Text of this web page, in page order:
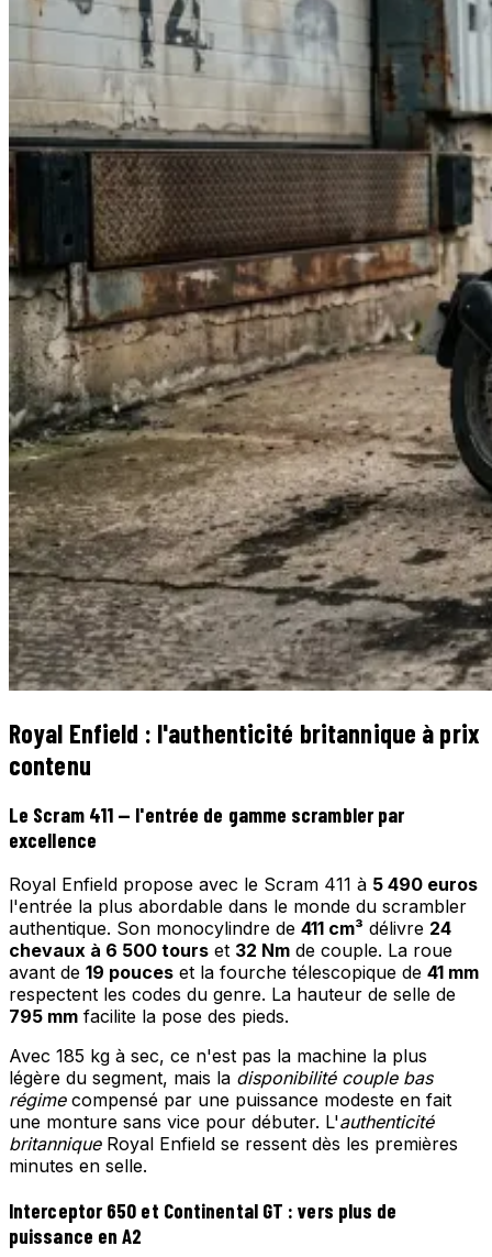
Royal Enfield : l'authenticité britannique à prix
contenu
Le Scram 411 — l'entrée de gamme scrambler par
excellence
Royal Enfield propose avec le Scram 411 à 5 490 euros
l'entrée la plus abordable dans le monde du scrambler
authentique. Son monocylindre de 411 cm³ délivre 24
chevaux à 6 500 tours et 32 Nm de couple. La roue
avant de 19 pouces et la fourche télescopique de 41 mm
respectent les codes du genre. La hauteur de selle de
795 mm facilite la pose des pieds.
Avec 185 kg à sec, ce n'est pas la machine la plus
légère du segment, mais la disponibilité couple bas
régimecompensé par une puissance modeste en fait
une monture sans vice pour débuter. L'authenticité
britanniqueRoyal Enfield se ressent dès les premières
minutes en selle.
Interceptor 650 et Continental GT : vers plus de
puissance en A2